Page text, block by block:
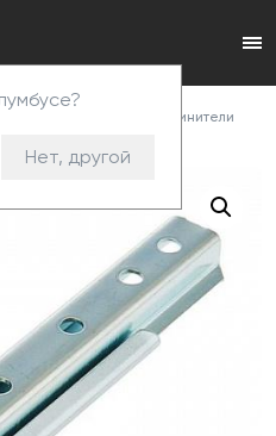
Нет, другой
Стяжки и соединители